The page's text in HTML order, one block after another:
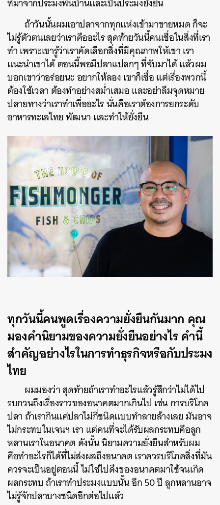
ถ้าวันนั้นผมเอาปลาจากทุกแห่งเข้ามาขายหมด ก็จะ
ไม่รู้ตัวตนเลยว่าเราคืออะไร สุดท้ายวันนี้คนเชื่อในสิ่งที่เรา
ทำ เพราะเขารู้ว่าเราคัดเลือกสิ่งที่มีคุณภาพให้เขา เรา
แนะนำเขาได้ ตอนนี้พอมีปลาแปลกๆ ที่จับมาได้ แล้วผม
บอกเขาว่าอร่อยนะ อยากให้ลอง เขาก็เชื่อ แต่เรื่องพวกนี้
ต้องใช้เวลา ต้องทำอย่างสม่ำเสมอ และอย่าลืมจุดหมาย
ปลายทางว่าเราทำเพื่ออะไร นั่นคือเราต้องการยกระดับ
อาหารทะเลไทย พัฒนา และทำให้ยั่งยืน
ทุกวันนี้คนพูดเรื่องความยั่งยืนกันมาก คุณ
มองคำนิยามของความยั่งยืนอย่างไร คำนี้
สำคัญอย่างไรในการทำธุรกิจหรือกับประมง
ไทย
ผมมองว่า สุดท้ายถ้าเราทำอะไรแล้วรู้สึกว่าไม่ได้ไป
รบกวนถึงเรื่องราวของอนาคตมากเกินไป เช่น การบริโภค
ปลา ถ้าเรากินแค่ปลาไม่กี่ชนิดแบบทำลายล้างเลย มันอาจ
ไม่กระทบในเจนฯ เรา แต่คนที่จะได้รับผลกระทบคือลูก
หลานเราในอนาคต ดังนั้น นิยามความยั่งยืนสำหรับผม
คือทำอะไรก็ได้ที่ไม่ส่งผลถึงอนาคต เราควรบริโภคสิ่งที่มัน
ควรจะเป็นอยู่ตอนนี้ ไม่ใช่ไปดึงของอนาคตมาใช้จนเกิด
ผลกระทบ ถ้าเราทำประมงแบบนั้น อีก 50 ปี ลูกหลานอาจ
ไม่รู้จักปลาบางชนิดอีกต่อไปแล้ว